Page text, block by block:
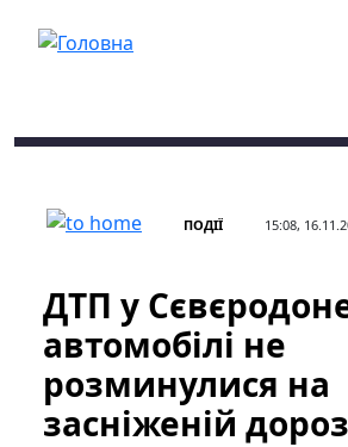
ПОДІЇ 15:08,
ДТП у
автомобілі не
розминулися на
засніженій